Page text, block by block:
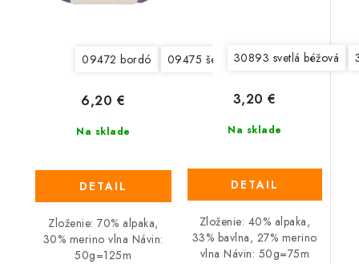
09472 bordó 09475 šedá 09476 tmavá šedá
Na sklade
6,20 €
DETAIL
Zloženie: 70% alpaka,
30% merino vlna Návin:
50g=125m
30893 svetlá béžová
Na sklade
3,20 €
DETAIL
Zloženie: 40% alpaka,
33% bavlna, 27% merino
vlna Návin: 50g=75m